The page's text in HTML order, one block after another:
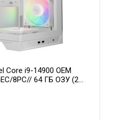
Core i9-14900 OEM
8PC// 64 ГБ ОЗУ (2
WATERFORCE